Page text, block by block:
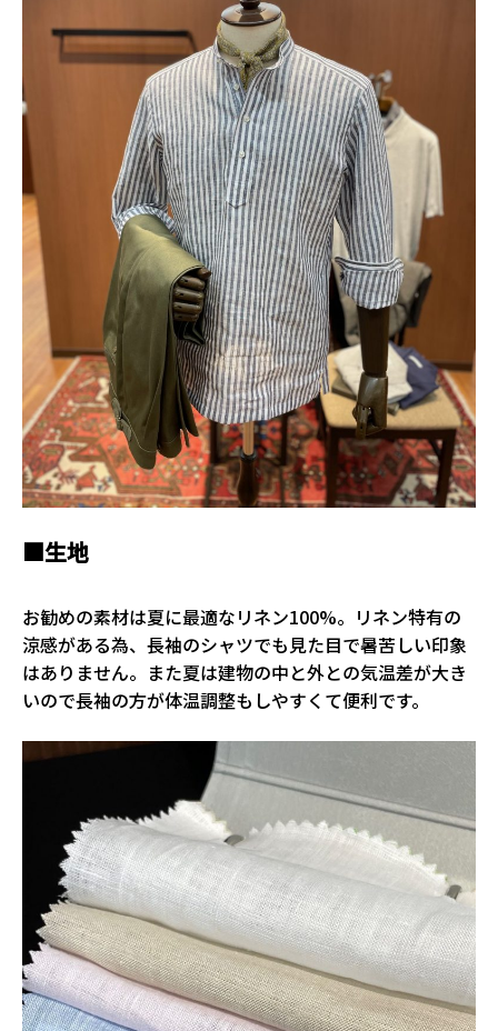
■生地
お勧めの素材は夏に最適なリネン100%。リネン特有の
涼感がある為、長袖のシャツでも見た目で暑苦しい印象
はありません。また夏は建物の中と外との気温差が大き
いので長袖の方が体温調整もしやすくて便利です。